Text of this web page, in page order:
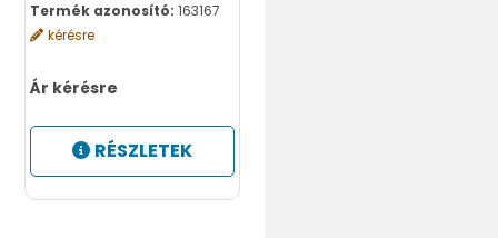
Termék azonosító: 163167
kérésre
Ár kérésre
RÉSZLETEK